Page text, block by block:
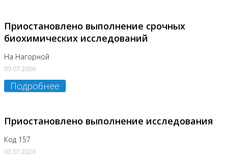
Приостановлено выполнение срочных
биохимических исследований
На Нагорной
09.07.2026
Подробнее
Приостановлено выполнение исследования
Код 157
03.07.2026